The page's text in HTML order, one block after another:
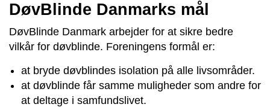
DøvBlinde Danmarks mål
DøvBlinde Danmark arbejder for at sikre bedre
vilkår for døvblinde. Foreningens formål er:
at bryde døvblindes isolation på alle livsområder.
at døvblinde får samme muligheder som andre for
at deltage i samfundslivet.